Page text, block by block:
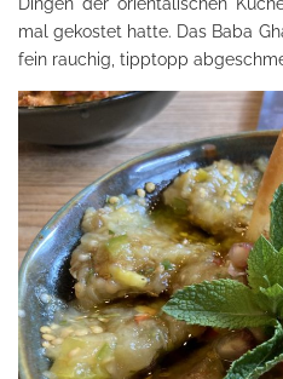
mal gekostet hatte. Das Baba
fein rauchig, tipptopp